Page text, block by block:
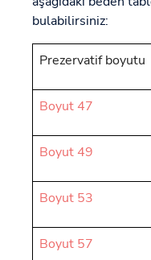
bulabilirsiniz:
Prezervatif boyutu
Boyut 47
Boyut 49
Boyut 53
Boyut 57